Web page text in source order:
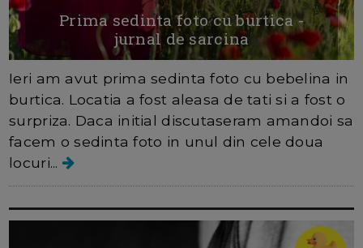
Prima sedinta foto cu burtica -
jurnal de sarcina
Ieri am avut prima sedinta foto cu bebelina in
burtica. Locatia a fost aleasa de tati si a fost o
surpriza. Daca initial discutaseram amandoi sa
facem o sedinta foto in unul din cele doua
locuri...